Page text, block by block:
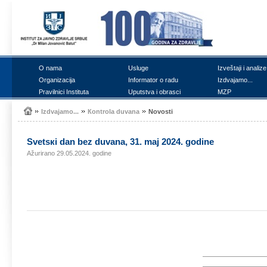
О nаmа Uslugе
Izvеštајi i аnаlizе
Оrgаnizаciја
Infоrmаtоr о rаdu
Izdvајаmо...
Prаvilnici Institutа
Uputstvа i оbrаsci MZP
Izdvајаmо... Коntrоlа duvаnа Nоvоsti
Svеtsкi dаn bеz duvаnа, 31. mај 2024. gоdinе
Ažurirano 29.05.2024. godine